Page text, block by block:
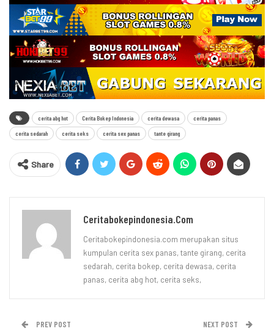
cerita abg hot Cerita Bokep Indonesia cerita dewasa cerita panas
cerita sedarah cerita seks cerita sex panas tante girang
Share
Ceritabokepindonesia.com
Ceritabokepindonesia.com merupakan situs
kumpulan cerita sex panas, tante girang, cerita
sedarah, cerita bokep, cerita dewasa, cerita
panas, cerita abg hot, cerita seks,
PREV POST NEXT POST